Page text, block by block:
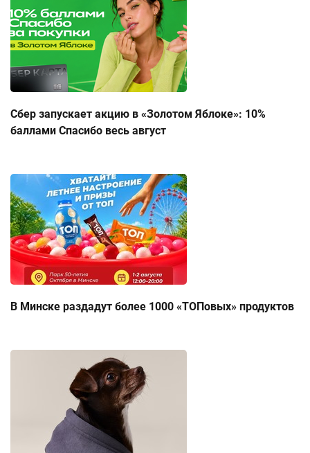
Сбер запускает акцию в «Золотом Яблоке»: 10%
баллами Спасибо весь август
В Минске раздадут более 1000 «ТОПовых» продуктов